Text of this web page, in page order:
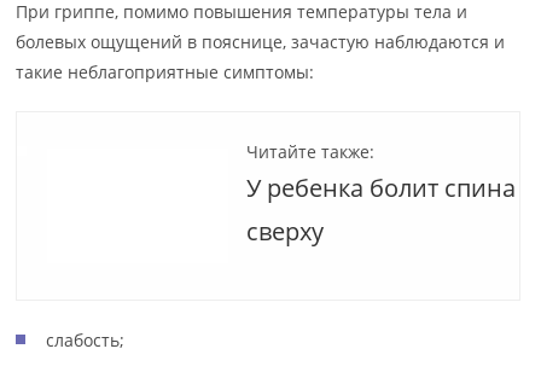
При гриппе, помимо повышения температуры тела и
болевых ощущений в пояснице, зачастую наблюдаются и
такие неблагоприятные симптомы:
Читайте также:
У ребенка болит спина
сверху
слабость;